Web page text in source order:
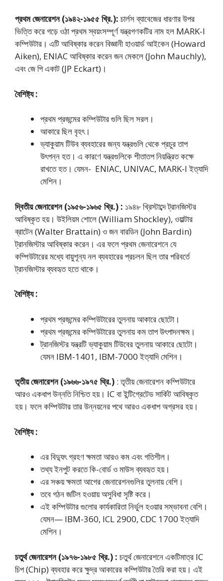
প্রথম জেনারেশন (১৯৪২-১৯৫৫ খ্রি.): চার্লস ব্যাবেজের ধারণার উপর
ভিত্তি করে গড়ে ওঠা প্রথম স্বয়ংসম্পূর্ণ যন্ত্রগণকটির নাম হল MARK-I
কম্পিউটার। এটি আবিষ্কার করেন বিজ্ঞানী হাওয়ার্ড আইকেন (Howard
Aiken), ENIAC আবিষ্কার করেন জন মেকলে (John Mauchly),
এবং জে পি একাট (JP Eckart)।
বৈশিষ্ট্য :
প্রথম প্রজন্মের কম্পিউটার গুলি ছিল সরল।
আকারে ছিল বৃহৎ।
ভ্যাকুয়াম টিউব ব্যবহারের জন্য যন্ত্রগুলি থেকে প্রচুর তাপ
উৎপন্ন হত। এ কারণে যন্ত্রগুলিকে শীতাতপ নিয়ন্ত্রিত কক্ষে
রাখতে হত। যেমন- ENIAC, UNIVAC, MARK-I ইত্যাদি
মেশিন।
দ্বিতীয় জেনারেশন (১৯৫৬-১৯৬৫ খ্রি.) : ১৯৪৮ খ্রিস্টাব্দে ট্রানজিস্টর
আবিষ্কৃত হয়। উইলিয়ম শোলে (William Shockley), ওয়াল্টার
ব্রাটেন (Walter Brattain) ও জন বারডিন (John Bardin)
ট্রানজিস্টার আবিষ্কার করেন। এর ফলে প্রথম জেনারেশনে যে
কম্পিউটারের মধ্যে বায়ুশূন্য নল ব্যবহারের প্রচলন ছিল তার পরিবর্তে
ট্রানজিস্টার ব্যবহৃত হতে থাকে।
বৈশিষ্ট্য :
প্রথম প্রজন্মের কম্পিউটারের তুলনায় আকারে ছােটো।
প্রথম প্রজন্মের কম্পিউটারের তুলনায় কম তাপ উৎপাদনক্ষম।
ট্রানজিস্টর যন্ত্রটি ভ্যাকুয়াম টিউবের তুলনায় আকারে ছােটো।
যেমন IBM-1401, IBM-7000 ইত্যাদি মেশিন।
তৃতীয় জেনারেশন (১৯৬৬-১৯৭৫ থ্রি.) : তৃতীয় জেনারেশন কম্পিউটারে
আরও একধাপ উন্নতি নিশ্চিত হয়। IC বা ইন্টিগ্রেটেড সার্কিট আবিষ্কৃত
হয়। ফলে কম্পিউটার তার উন্নয়নের পথে আরও একধাপ অগ্রসর হয়।
বৈশিষ্ট্য :
এর বিদ্যুৎ গ্রহণ ক্ষমতা আরও কম এবং গতিশীল।
তথ্য ইনপুট করতে কি-বোর্ড ও মাউস ব্যবহৃত হয়।
এর সঞ্চয় ক্ষমতা আগের জেনারেশনগুলির তুলনায় বেশি।
তবে গঠন জটিল হওয়ায় অসুবিধা সৃষ্টি করে।
এই কম্পিউটার গুলোর কার্যকারিতা নির্ভুল হওয়ার সম্ভাবনা বেশি।
যেমন— IBM-360, ICL 2900, CDC 1700 ইত্যাদি
মেশিন।
চতুর্থ জেনারেশন (১৯৭৬-১৯৮৫ খ্রি.) : চতুর্থ জেনারেশনে একটিমাত্র IC
চিপ (Chip) ব্যবহার করে ক্ষুদ্র আকারের কম্পিউটার তৈরি করা হয়। এই